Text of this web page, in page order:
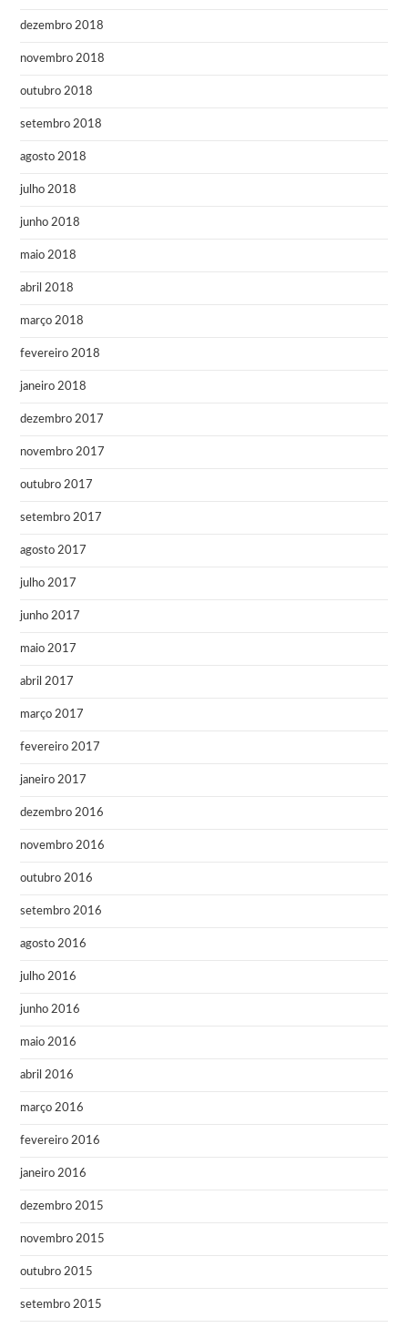
dezembro 2018
novembro 2018
outubro 2018
setembro 2018
agosto 2018
julho 2018
junho 2018
maio 2018
abril 2018
março 2018
fevereiro 2018
janeiro 2018
dezembro 2017
novembro 2017
outubro 2017
setembro 2017
agosto 2017
julho 2017
junho 2017
maio 2017
abril 2017
março 2017
fevereiro 2017
janeiro 2017
dezembro 2016
novembro 2016
outubro 2016
setembro 2016
agosto 2016
julho 2016
junho 2016
maio 2016
abril 2016
março 2016
fevereiro 2016
janeiro 2016
dezembro 2015
novembro 2015
outubro 2015
setembro 2015